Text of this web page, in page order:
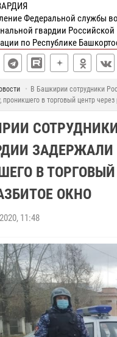
Федеральной службы
гвардии Российской
по Республике
В Башкирии сотрудники
проникшего в торговый центр через
В
ОКНО
11:48